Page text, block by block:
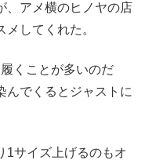
、アメ横のヒノヤの店
してくれた。
くことが多いのだ
んでくるとジャストに
1サイズ上げるのもオ